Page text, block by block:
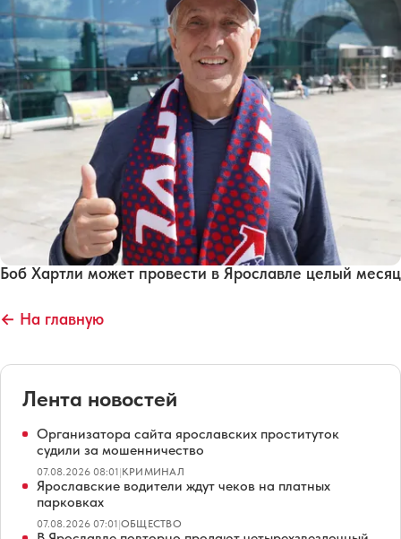
Боб Хартли может провести в Ярославле целый месяц
← На главную
Лента новостей
Организатора сайта ярославских проституток
судили за мошенничество
07.08.2026 08:01|КРИМИНАЛ
Ярославские водители ждут чеков на платных
парковках
07.08.2026 07:01|ОБЩЕСТВО